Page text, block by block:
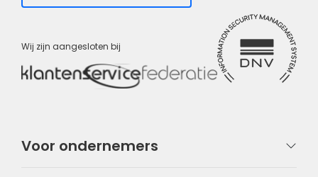
Wij zijn aangesloten bij
Voor ondernemers